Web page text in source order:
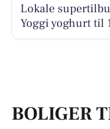
Lokale
Yoggi yoghurt til
BOLIGER